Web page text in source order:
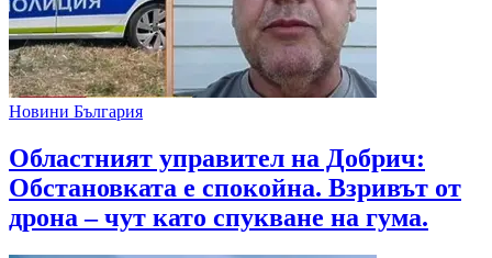
Новини България
Областният управител на Добрич:
Обстановката е спокойна. Взривът от
дрона – чут като спукване на гума.